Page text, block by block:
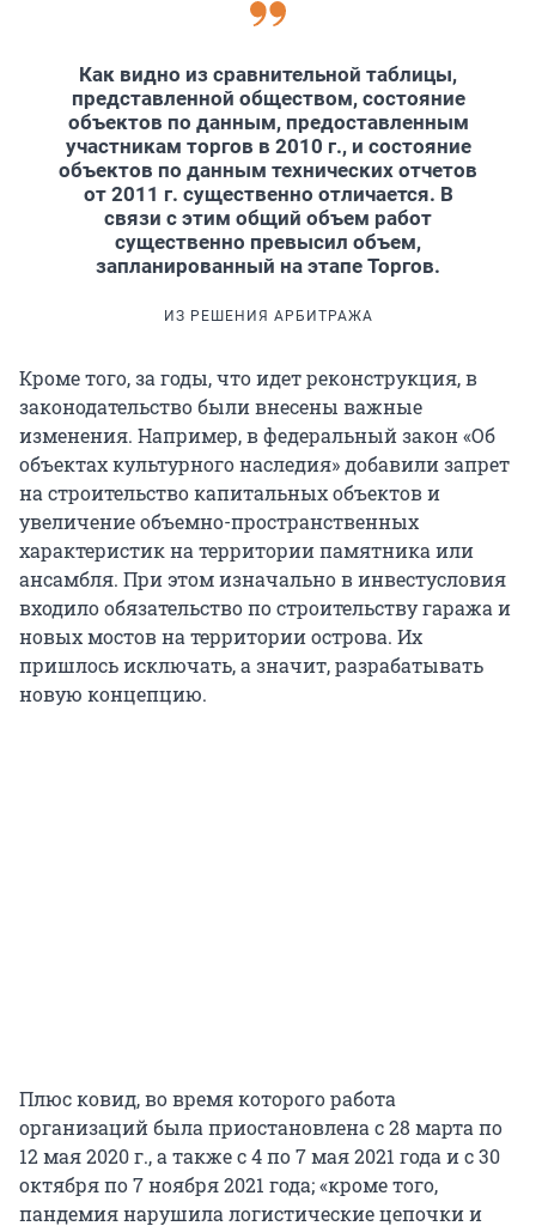
Как видно из сравнительной таблицы,
представленной обществом, состояние
объектов по данным, предоставленным
участникам торгов в 2010 г., и состояние
объектов по данным технических отчетов
от 2011 г. существенно отличается. В
связи с этим общий объем работ
существенно превысил объем,
запланированный на этапе Торгов.
ИЗ РЕШЕНИЯ АРБИТРАЖА
Кроме того, за годы, что идет реконструкция, в
законодательство были внесены важные
изменения. Например, в федеральный закон «Об
объектах культурного наследия» добавили запрет
на строительство капитальных объектов и
увеличение объемно-пространственных
характеристик на территории памятника или
ансамбля. При этом изначально в инвестусловия
входило обязательство по строительству гаража и
новых мостов на территории острова. Их
пришлось исключать, а значит, разрабатывать
новую концепцию.
Плюс ковид, во время которого работа
организаций была приостановлена с 28 марта по
12 мая 2020 г., а также с 4 по 7 мая 2021 года и с 30
октября по 7 ноября 2021 года; «кроме того,
пандемия нарушила логистические цепочки и